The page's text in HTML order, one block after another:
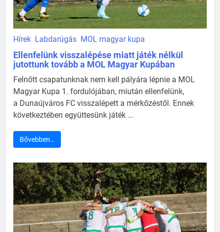
Hírek Labdarúgás MOL magyar kupa
Ellenfelünk visszalépése miatt játék nélkül
jutottunk tovább a MOL Magyar Kupában
Felnőtt csapatunknak nem kell pályára lépnie a MOL
Magyar Kupa 1. fordulójában, miután ellenfelünk,
a Dunaújváros FC visszalépett a mérkőzéstől. Ennek
következtében együttesünk játék ...
Bővebben…